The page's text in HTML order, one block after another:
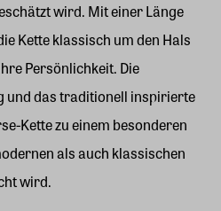
wird. Mit einer Länge
Kette klassisch um den Hals
Persönlichkeit. Die
und das traditionell inspirierte
Kette zu einem besonderen
als auch klassischen
wird.